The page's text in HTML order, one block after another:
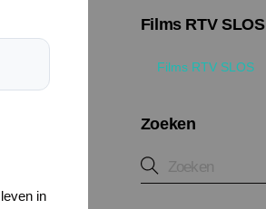
in
Films RTV SLOS
Films RTV SLOS
Zoeken